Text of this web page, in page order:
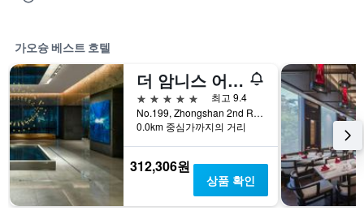
가오슝 베스트 호텔
더 암니스 어 럭셔리 컬렉션 호텔 가오슝
5성급
최고 9.4
No.199, Zhongshan 2nd Rd, Qianzhen Dist., 가오슝, 대만
0.0km 중심가까지의 거리
312,306원
상품 확인